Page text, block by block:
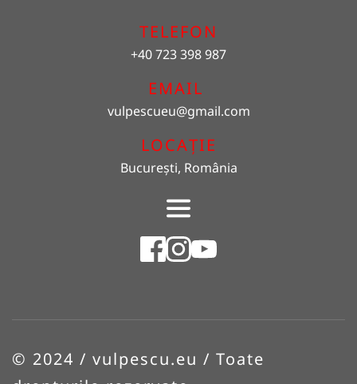
TELEFON
+40 723 398 987
EMAIL
vulpescueu@gmail.com
LOCAȚIE
București, România
© 2024 / vulpescu.eu / Toate